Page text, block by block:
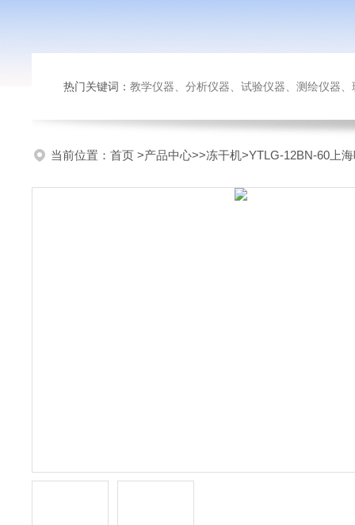
热门关键词： 教学仪器、分析仪器、试验仪器、测绘仪器、玻璃仪
当前位置： 首页 >产品中心>>冻干机>YTLG-12BN-60上